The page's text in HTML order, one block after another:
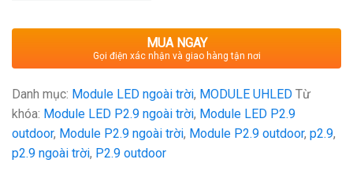
MUA NGAY
Gọi điện xác nhận và giao hàng tận nơi
Danh mục: Module LED ngoài trời, MODULE UHLED Từ
khóa: Module LED P2.9 ngoài trời, Module LED P2.9
outdoor, Module P2.9 ngoài trời, Module P2.9 outdoor, p2.9,
p2.9 ngoài trời, P2.9 outdoor